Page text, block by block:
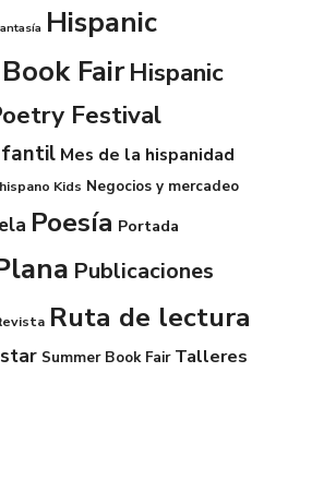
Hispanic
FairHispanic
Festival
Mes de la hispanidad
Kids Negocios y mercadeo
Poesía Portada
Publicaciones
Ruta de lectura
Summer Book Fair Talleres